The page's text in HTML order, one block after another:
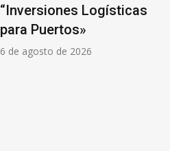
“Inversiones Logísticas
para Puertos»
6 de agosto de 2026